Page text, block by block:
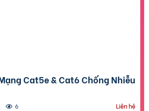
6 Liên hệ